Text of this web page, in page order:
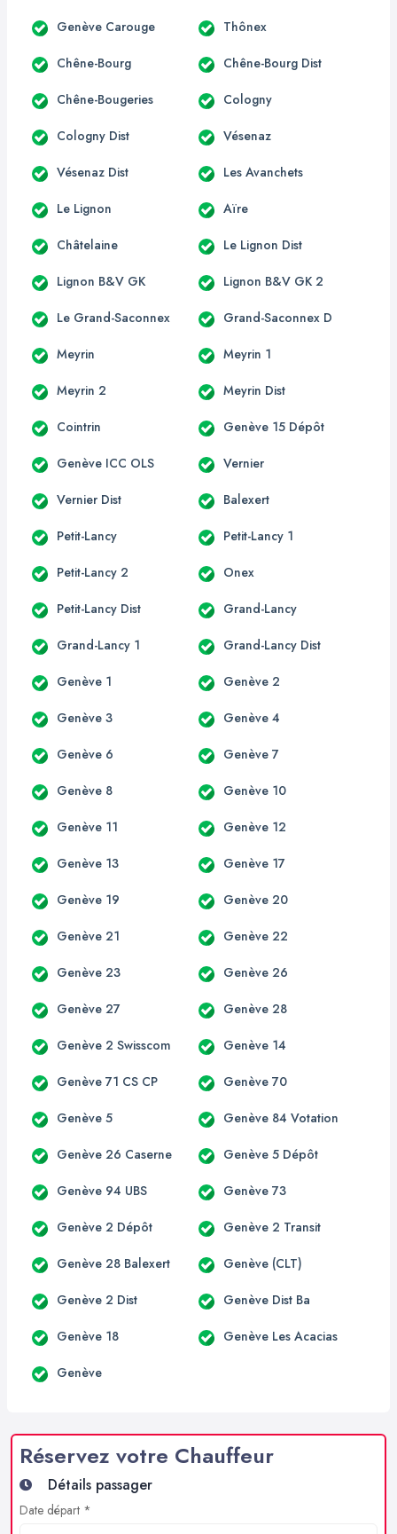
Genève Carouge Thônex
Chêne-Bourg Chêne-Bourg Dist
Chêne-Bougeries Cologny
Cologny Dist Vésenaz
Vésenaz Dist Les Avanchets
Le Lignon Aïre
Châtelaine Le Lignon Dist
Lignon B&V GK Lignon B&V GK 2
Le Grand-Saconnex Grand-Saconnex D
Meyrin Meyrin 1
Meyrin 2 Meyrin Dist
Cointrin Genève 15 Dépôt
Genève ICC OLS Vernier
Vernier Dist Balexert
Petit-Lancy Petit-Lancy 1
Petit-Lancy 2 Onex
Petit-Lancy Dist Grand-Lancy
Grand-Lancy 1 Grand-Lancy Dist
Genève 1 Genève 2
Genève 3 Genève 4
Genève 6 Genève 7
Genève 8 Genève 10
Genève 11 Genève 12
Genève 13 Genève 17
Genève 19 Genève 20
Genève 21 Genève 22
Genève 23 Genève 26
Genève 27 Genève 28
Genève 2 Swisscom Genève 14
Genève 71 CS CP Genève 70
Genève 5 Genève 84 Votation
Genève 26 Caserne Genève 5 Dépôt
Genève 94 UBS Genève 73
Genève 2 Dépôt Genève 2 Transit
Genève 28 Balexert Genève (CLT)
Genève 2 Dist Genève Dist Ba
Genève 18 Genève Les Acacias
Genève
Réservez votre Chauffeur
Détails passager
Date départ *